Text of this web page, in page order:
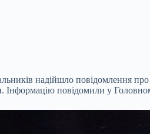
надійшло повідомлення
повідомили у